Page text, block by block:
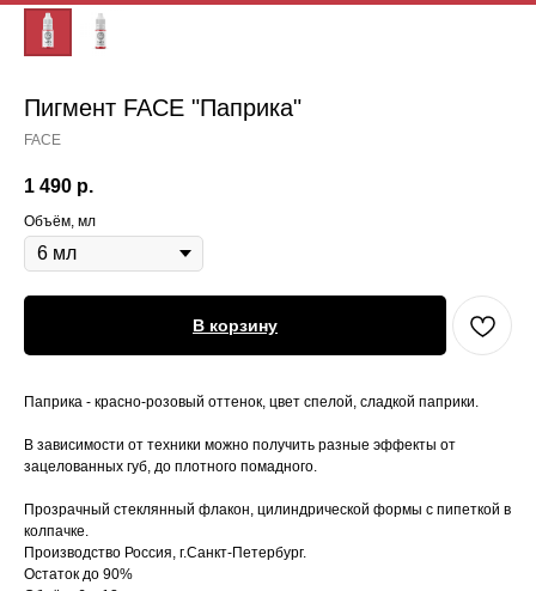
Пигмент FACE "Паприка"
FACE
1 490 р.
Объём, мл
В корзину
Паприка - красно-розовый оттенок, цвет спелой, сладкой паприки.
В зависимости от техники можно получить разные эффекты от
зацелованных губ, до плотного помадного.
Прозрачный стеклянный флакон, цилиндрической формы с пипеткой в
колпачке.
Производство Россия, г.Санкт-Петербург.
Остаток до 90%